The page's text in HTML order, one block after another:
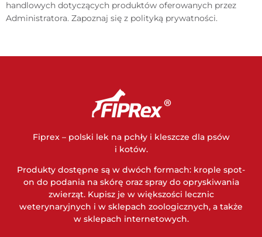
handlowych dotyczących produktów oferowanych przez
Administratora. Zapoznaj się z polityką prywatności.
Fiprex – polski lek na pchły i kleszcze dla psów
i kotów.
Produkty dostępne są w dwóch formach: krople spot-
on do podania na skórę oraz spray do opryskiwania
zwierząt. Kupisz je w większości lecznic
weterynaryjnych i w sklepach zoologicznych, a także
w sklepach internetowych.